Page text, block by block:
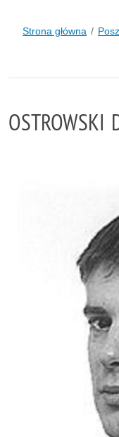
Strona główna
OSTROWSKI